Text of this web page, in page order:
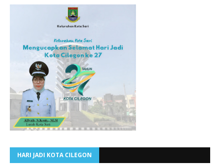
HARI JADI KOTA CILEGON